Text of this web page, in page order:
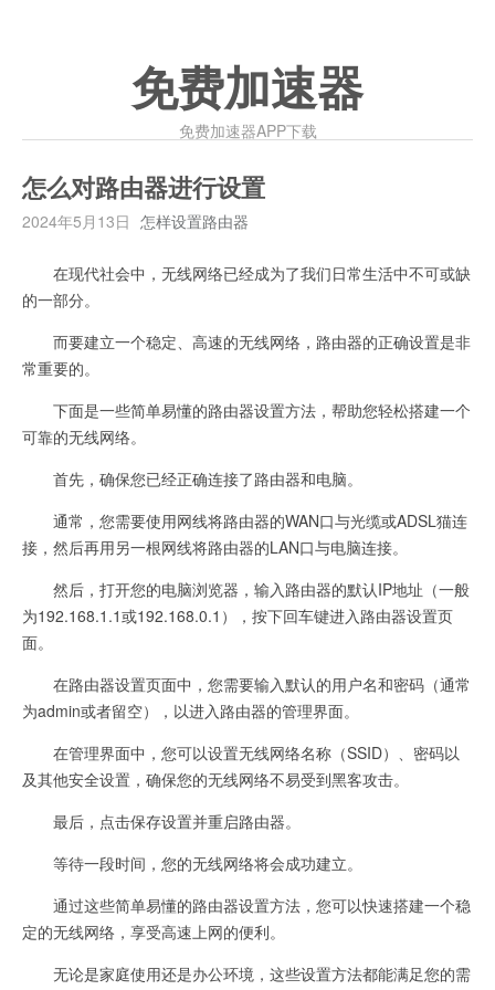
免费加速器
免费加速器APP下载
怎么对路由器进行设置
2024年5月13日 怎样设置路由器
在现代社会中，无线网络已经成为了我们日常生活中不可或缺
的一部分。
而要建立一个稳定、高速的无线网络，路由器的正确设置是非
常重要的。
下面是一些简单易懂的路由器设置方法，帮助您轻松搭建一个
可靠的无线网络。
首先，确保您已经正确连接了路由器和电脑。
通常，您需要使用网线将路由器的WAN口与光缆或ADSL猫连
接，然后再用另一根网线将路由器的LAN口与电脑连接。
然后，打开您的电脑浏览器，输入路由器的默认IP地址（一般
为192.168.1.1或192.168.0.1），按下回车键进入路由器设置页
面。
在路由器设置页面中，您需要输入默认的用户名和密码（通常
为admin或者留空），以进入路由器的管理界面。
在管理界面中，您可以设置无线网络名称（SSID）、密码以
及其他安全设置，确保您的无线网络不易受到黑客攻击。
最后，点击保存设置并重启路由器。
等待一段时间，您的无线网络将会成功建立。
通过这些简单易懂的路由器设置方法，您可以快速搭建一个稳
定的无线网络，享受高速上网的便利。
无论是家庭使用还是办公环境，这些设置方法都能满足您的需